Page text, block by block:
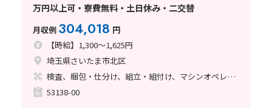
万円以上可・寮費無料・土日休み・二交替
月収例 304,018 円
【時給】1,300～1,625円
埼玉県さいたま市北区
検査、梱包・仕分け、組立・組付け、マシンオペレーター、クリーンルーム、ライン作業、立ち作業
53138-00